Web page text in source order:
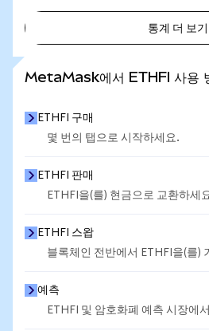
통계 더 보기
MetaMask에서 ETHFI 사용
ETHFI 구매
몇 번의 탭으로 시작하세요.
ETHFI 판매
ETHFI을(를) 현금으로 교환하세
ETHFI 스왑
블록체인 전반에서 ETHFI을(를)
예측
ETHFI 및 암호화폐 예측 시장에